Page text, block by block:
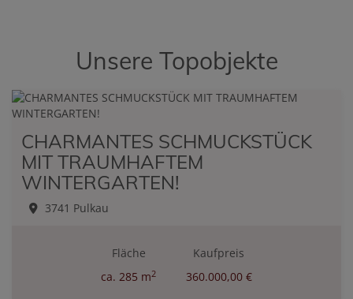
Unsere Topobjekte
CHARMANTES SCHMUCKSTÜCK
MIT TRAUMHAFTEM
WINTERGARTEN!
3741 Pulkau
Fläche
ca. 285 m2
Kaufpreis
360.000,00 €